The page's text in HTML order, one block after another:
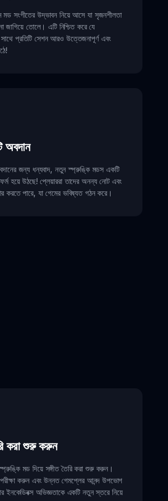
সংগীতের উদ্ভাবন নিয়ে আসে যা সৃজনশীলতা
জাগিয়ে তোলে। এটি নিশ্চিত করে যে
সাথে প্রতিটি সেশন আরও উত্তেজনাপূর্ণ এবং
অবদান
জন্য ধন্যবাদ, নতুন স্প্রুঙ্কি মডস একটি
হয়ে উঠছে! প্লেয়াররা তাদের অনন্য নোট এবং
করতে পারে, যা গেমের ভবিষ্যত গঠন করে।
করা শুরু করুন
স্প্রুঙ্কি মড দিয়ে সঙ্গীত তৈরি করা শুরু করুন।
পরীক্ষা করুন এবং উন্নত গেমপ্লের আনন্দ উপভোগ
ইনকেডিবক্স অভিজ্ঞতাকে একটি নতুন স্তরে নিয়ে